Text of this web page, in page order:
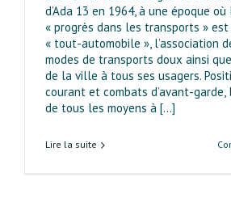
d’Ada 13 en 1964, à une époque
« progrès dans les transports » est
« tout-automobile », l’association
modes de transports doux ainsi
de la ville à tous ses usagers.
courant et combats d’avant-garde,
de tous les moyens à [...]
Lire la suite